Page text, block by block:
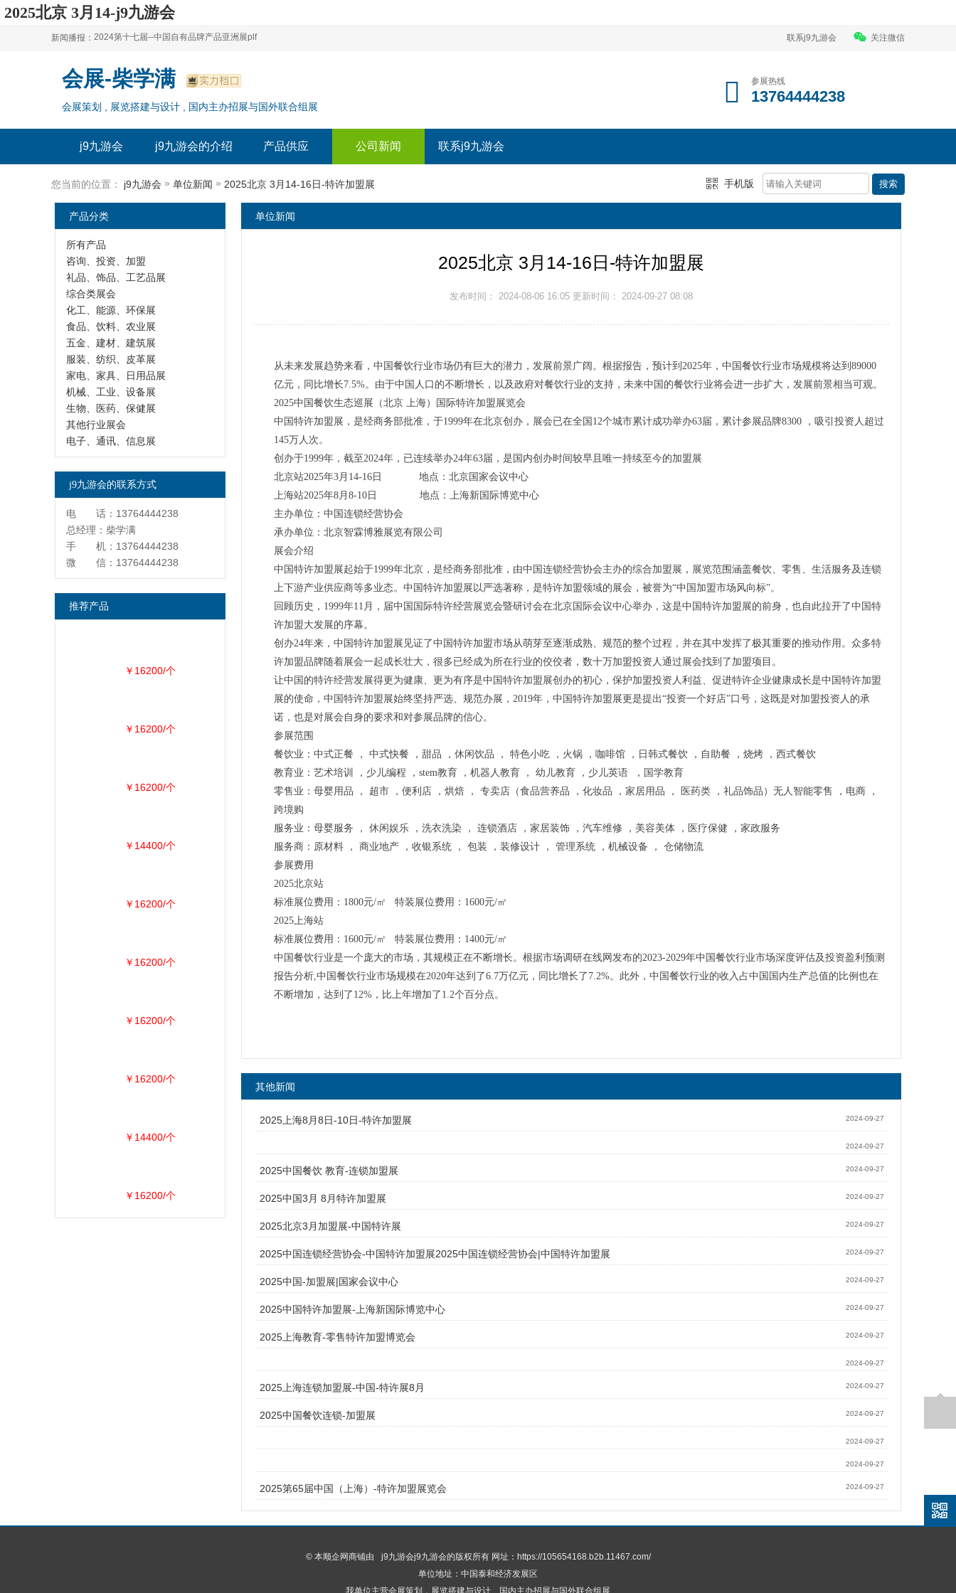
2025北京 3月14-j9九游会
新闻播报：
2024上海自有品牌展--百货展|食品展 零售展|oem展
2024全球自有--品牌产品亚洲展（plf）
2024上海自有品牌展--2024上海oem 贴牌代加工展
2024第十七届--中国自有品牌产品亚洲展plf
2024全球自有--品牌产品亚洲展（plf）
2024年上海--第17届自有品牌展
联系j9九游会 关注微信
会展-柴学满
会展策划 , 展览搭建与设计 , 国内主办招展与国外联合组展
参展热线
13764444238
j9九游会 j9九游会的介绍 产品供应 公司新闻 联系j9九游会
您当前的位置： j9九游会 » 单位新闻 » 2025北京 3月14-16日-特许加盟展 手机版
单位新闻
2025北京 3月14-16日-特许加盟展
发布时间： 2024-08-06 16:05 更新时间： 2024-09-27 08:08
从未来发展趋势来看，中国餐饮行业市场仍有巨大的潜力，发展前景广阔。根据报告，预计到2025年，中国餐饮行业市场规模将达到89000
亿元，同比增长7.5%。由于中国人口的不断增长，以及政府对餐饮行业的支持，未来中国的餐饮行业将会进一步扩大，发展前景相当可观。
2025中国餐饮生态巡展（北京 上海）国际特许加盟展览会
中国特许加盟展，是经商务部批准，于1999年在北京创办，展会已在全国12个城市累计成功举办63届，累计参展品牌8300 ，吸引投资人超过
145万人次。
创办于1999年，截至2024年，已连续举办24年63届，是国内创办时间较早且唯一持续至今的加盟展
北京站2025年3月14-16日 地点：北京国家会议中心
上海站2025年8月8-10日 地点：上海新国际博览中心
主办单位：中国连锁经营协会
承办单位：北京智霖博雅展览有限公司
展会介绍
中国特许加盟展起始于1999年北京，是经商务部批准，由中国连锁经营协会主办的综合加盟展，展览范围涵盖餐饮、零售、生活服务及连锁
上下游产业供应商等多业态。中国特许加盟展以严选著称，是特许加盟领域的展会，被誉为“中国加盟市场风向标”。
回顾历史，1999年11月，届中国国际特许经营展览会暨研讨会在北京国际会议中心举办，这是中国特许加盟展的前身，也自此拉开了中国特
许加盟大发展的序幕。
创办24年来，中国特许加盟展见证了中国特许加盟市场从萌芽至逐渐成熟、规范的整个过程，并在其中发挥了极其重要的推动作用。众多特
许加盟品牌随着展会一起成长壮大，很多已经成为所在行业的佼佼者，数十万加盟投资人通过展会找到了加盟项目。
让中国的特许经营发展得更为健康、更为有序是中国特许加盟展创办的初心，保护加盟投资人利益、促进特许企业健康成长是中国特许加盟
展的使命，中国特许加盟展始终坚持严选、规范办展，2019年，中国特许加盟展更是提出“投资一个好店”口号，这既是对加盟投资人的承
诺，也是对展会自身的要求和对参展品牌的信心。
参展范围
餐饮业：中式正餐 ， 中式快餐 ，甜品 ，休闲饮品 ， 特色小吃 ，火锅 ，咖啡馆 ，日韩式餐饮 ，自助餐 ，烧烤 ，西式餐饮
教育业：艺术培训 ，少儿编程 ，stem教育 ，机器人教育 ， 幼儿教育 ，少儿英语 ，国学教育
零售业：母婴用品 ， 超市 ，便利店 ，烘焙 ， 专卖店（食品营养品 ，化妆品 ，家居用品 ， 医药类 ，礼品饰品）无人智能零售 ，电商 ，
跨境购
服务业：母婴服务 ， 休闲娱乐 ，洗衣洗染 ， 连锁酒店 ，家居装饰 ，汽车维修 ，美容美体 ，医疗保健 ，家政服务
服务商：原材料 ， 商业地产 ，收银系统 ， 包装 ，装修设计 ， 管理系统 ，机械设备 ， 仓储物流
参展费用
2025北京站
标准展位费用：1800元/㎡ 特装展位费用：1600元/㎡
2025上海站
标准展位费用：1600元/㎡ 特装展位费用：1400元/㎡
中国餐饮行业是一个庞大的市场，其规模正在不断增长。根据市场调研在线网发布的2023-2029年中国餐饮行业市场深度评估及投资盈利预测
报告分析,中国餐饮行业市场规模在2020年达到了6.7万亿元，同比增长了7.2%。此外，中国餐饮行业的收入占中国国内生产总值的比例也在
不断增加，达到了12%，比上年增加了1.2个百分点。
其他新闻
2025上海8月8日-10日-特许加盟展 2024-09-27
2024-09-27
2025中国餐饮 教育-连锁加盟展 2024-09-27
2025中国3月 8月特许加盟展 2024-09-27
2025北京3月加盟展-中国特许展 2024-09-27
2025中国连锁经营协会-中国特许加盟展2025中国连锁经营协会|中国特许加盟展 2024-09-27
2025中国-加盟展|国家会议中心 2024-09-27
2025中国特许加盟展-上海新国际博览中心 2024-09-27
2025上海教育-零售特许加盟博览会 2024-09-27
2024-09-27
2025上海连锁加盟展-中国-特许展8月 2024-09-27
2025中国餐饮连锁-加盟展 2024-09-27
2024-09-27
2024-09-27
2025第65届中国（上海）-特许加盟展览会 2024-09-27
产品分类
所有产品
咨询、投资、加盟
礼品、饰品、工艺品展
综合类展会
化工、能源、环保展
食品、饮料、农业展
五金、建材、建筑展
服装、纺织、皮革展
家电、家具、日用品展
机械、工业、设备展
生物、医药、保健展
其他行业展会
电子、通讯、信息展
j9九游会的联系方式
电 话：13764444238
总经理：柴学满
手 机：13764444238
微 信：13764444238
推荐产品
￥16200/个
￥16200/个
￥16200/个
￥14400/个
￥16200/个
￥16200/个
￥16200/个
￥16200/个
￥14400/个
￥16200/个
© 本顺企网商铺由 j9九游会j9九游会的版权所有 网址：https://105654168.b2b.11467.com/
单位地址：中国泰和经济发展区
我单位主营会展策划，展览搭建与设计、国内主办招展与国外联合组展